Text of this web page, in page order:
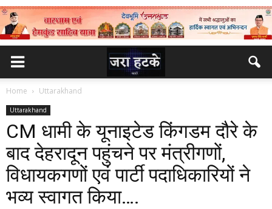
Home Uttarakhand
Uttarakhand
CM धामी के यूनाइटेड किंगडम दौरे के
बाद देहरादून पहुंचने पर मंत्रीगणों,
विधायकगणों एवं पार्टी पदाधिकारियों ने
भव्य स्वागत किया….